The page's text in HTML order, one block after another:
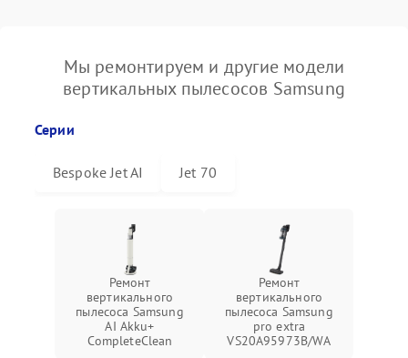
Мы ремонтируем и другие модели
вертикальных пылесосов Samsung
Серии
Bespoke Jet AI Jet 70
Ремонт
вертикального
пылесоса Samsung
AI Akku+
CompleteClean
Ремонт
вертикального
пылесоса Samsung
pro extra
VS20A95973B/WA